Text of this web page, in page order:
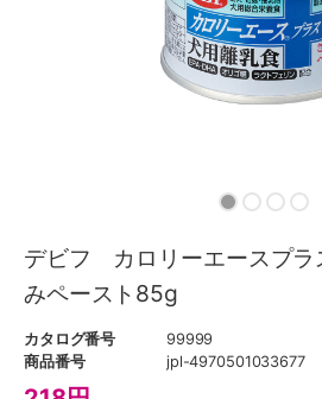
デビフ カロリーエースプラ
みペースト85g
カタログ番号
99999
商品番号
jpl-4970501033677